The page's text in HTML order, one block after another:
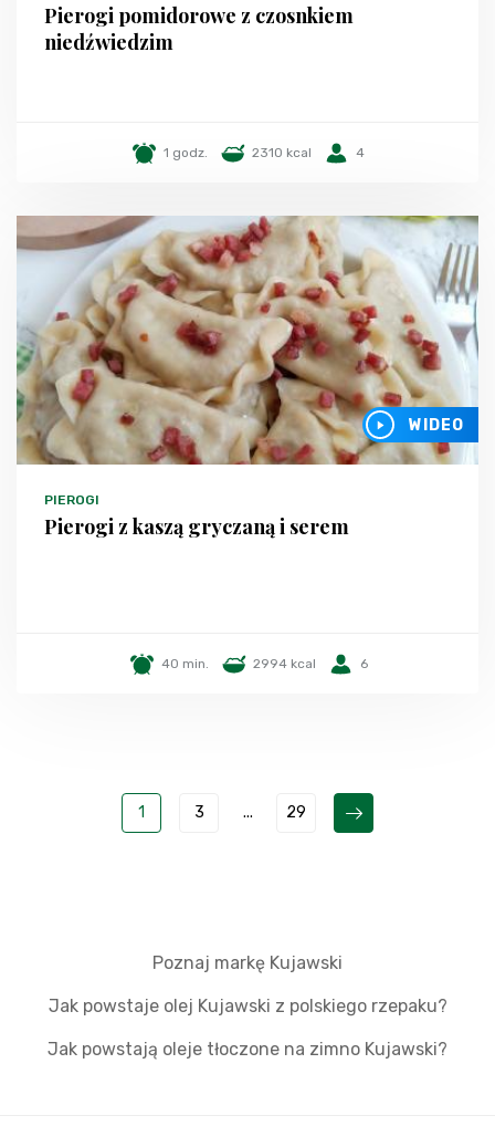
Pierogi pomidorowe z czosnkiem
niedźwiedzim
1 godz. 2310 kcal 4
WIDEO
PIEROGI
Pierogi z kaszą gryczaną i serem
40 min. 2994 kcal 6
1 3 ... 29
Poznaj markę Kujawski
Jak powstaje olej Kujawski z polskiego rzepaku?
Jak powstają oleje tłoczone na zimno Kujawski?